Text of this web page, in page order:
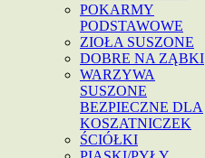
POKARMY
PODSTAWOWE
ZIOŁA SUSZONE
DOBRE NA ZĄBKI
WARZYWA
SUSZONE
BEZPIECZNE DLA
KOSZATNICZEK
ŚCIÓŁKI